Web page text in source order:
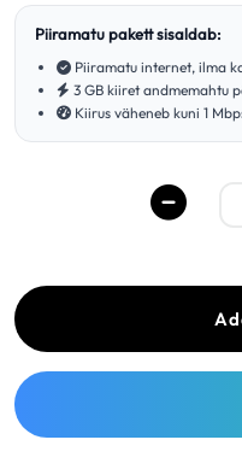
Piiramatu pakett sisaldab:
Piiramatu internet, ilma
3 GB kiiret andmemahtu
Kiirus väheneb kuni 1